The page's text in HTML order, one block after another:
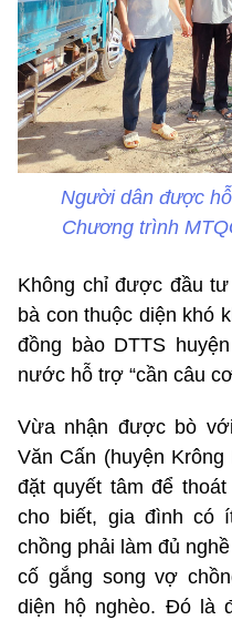
Người dân được
Chương trình
Không chỉ được đầu
bà con thuộc diện khó
đồng bào DTTS
nước hỗ trợ “cần câu
Vừa nhận được bò
Văn Cấn (huyện
đặt quyết tâm để
cho biết, gia đình có
chồng phải làm đủ
cố gắng song vợ
diện hộ nghèo. Đó là